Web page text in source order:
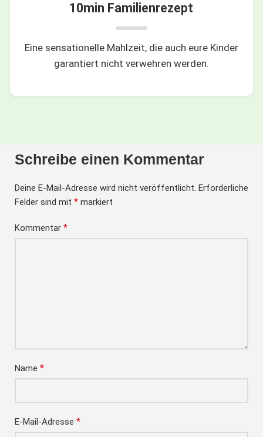
10min Familienrezept
Eine sensationelle Mahlzeit, die auch eure Kinder
garantiert nicht verwehren werden.
Schreibe einen Kommentar
Deine E-Mail-Adresse wird nicht veröffentlicht. Erforderliche
Felder sind mit * markiert
Kommentar *
Name *
E-Mail-Adresse *